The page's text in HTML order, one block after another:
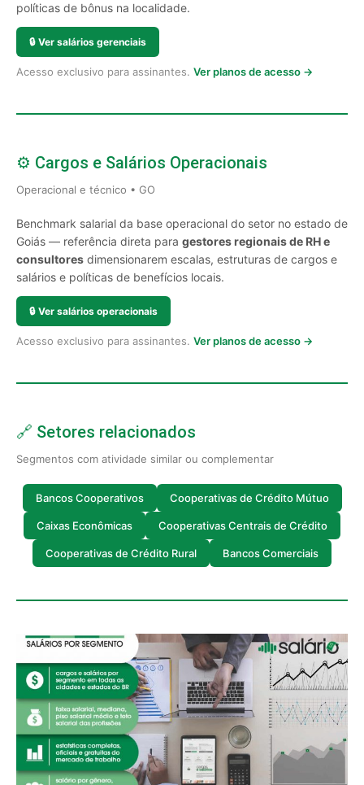
políticas de bônus na localidade.
🔒 Ver salários gerenciais
Acesso exclusivo para assinantes. Ver planos de acesso →
⚙️ Cargos e Salários Operacionais
Operacional e técnico • GO
Benchmark salarial da base operacional do setor no estado de
Goiás — referência direta para gestores regionais de RH e
consultores dimensionarem escalas, estruturas de cargos e
salários e políticas de benefícios locais.
🔒 Ver salários operacionais
Acesso exclusivo para assinantes. Ver planos de acesso →
🔗 Setores relacionados
Segmentos com atividade similar ou complementar
Bancos Cooperativos Cooperativas de Crédito Mútuo
Caixas Econômicas Cooperativas Centrais de Crédito
Cooperativas de Crédito Rural Bancos Comerciais